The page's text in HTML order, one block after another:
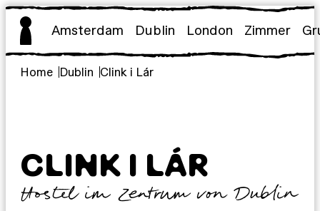
Zum
Inhalt
springen
Amsterdam Dublin London Zimmer
Home Dublin Clink i Lár
CLINK I LÁR
Hostel im Zentrum von Dublin